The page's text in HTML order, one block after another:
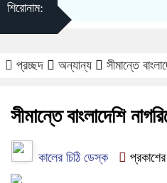
শিরোনাম:
প্রচ্ছদ অন্যান্য সীমান্তে
সীমান্তে বাংলাদেশি
কালের চিঠি ডেস্ক